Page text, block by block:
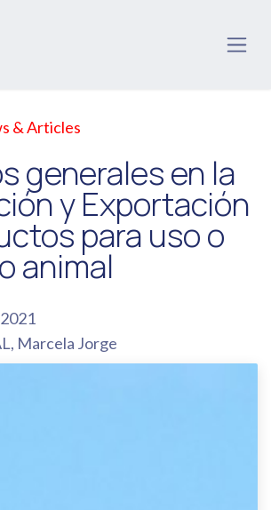
& Articles
generales en la
y Exportación
para uso o
animal
Marcela Jorge